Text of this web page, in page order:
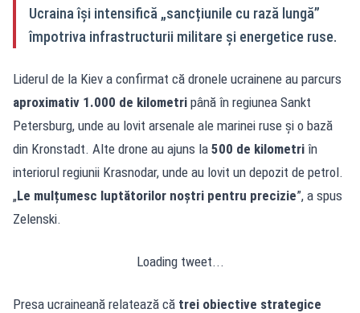
Ucraina își intensifică „sancțiunile cu rază lungă”
împotriva infrastructurii militare și energetice ruse.
Liderul de la Kiev a confirmat că dronele ucrainene au parcurs
aproximativ 1.000 de kilometri până în regiunea Sankt
Petersburg, unde au lovit arsenale ale marinei ruse și o bază
din Kronstadt. Alte drone au ajuns la 500 de kilometri în
interiorul regiunii Krasnodar, unde au lovit un depozit de petrol.
„Le mulțumesc luptătorilor noștri pentru precizie”, a spus
Zelenski.
Loading tweet...
Presa ucraineană relatează că trei obiective strategice